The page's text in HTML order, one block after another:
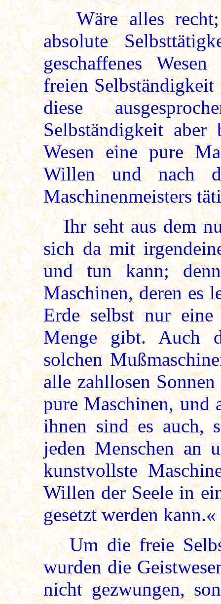
Wäre alles recht;
absolute
geschaffenes
freien Selbständigkeit
diese
Selbständigkeit aber
Wesen eine pure
Willen und nach
Maschinenmeisters
Ihr seht aus dem
sich da mit
und tun kann;
Maschinen, deren es
Erde selbst nur
Menge gibt. Auch
solchen
alle zahllosen
pure Maschinen, und
ihnen sind es auch,
jeden Menschen an
kunstvollste
Willen der Seele in
gesetzt werden
Um die freie
wurden die
nicht gezwungen,